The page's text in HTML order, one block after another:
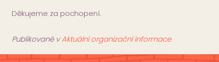
Děkujeme za pochopení.
Publikované vAktuální organizační informace